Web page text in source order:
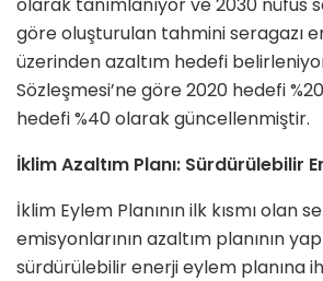
göre oluşturulan tahmini seragazı
üzerinden azaltım hedefi
Sözleşmesi’ne göre 2020 hedefi
hedefi %40 olarak güncellenmiştir.
İklim Azaltım Planı: Sürdürülebilir
İklim Eylem Planının ilk kısmı olan
emisyonlarının azaltım planının
sürdürülebilir enerji eylem planına